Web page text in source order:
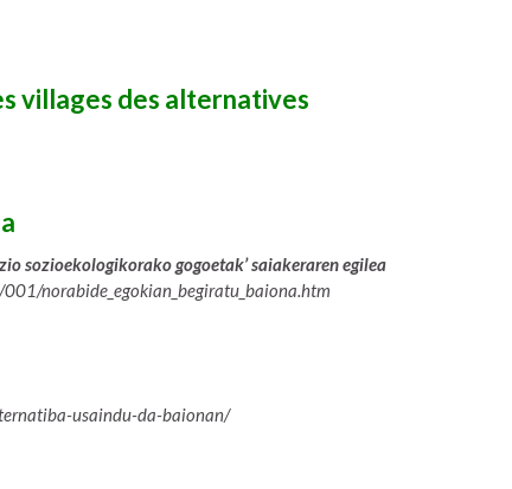
villages des alternatives
sozioekologikorako gogoetak’ saiakeraren egilea
norabide_egokian_begiratu_baiona.htm
usaindu-da-baionan/